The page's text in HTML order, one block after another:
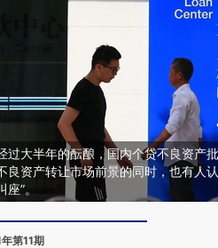
过大半年的酝酿，国内个贷不良资产
良资产转让市场前景的同时，也有人
座”。
第11期